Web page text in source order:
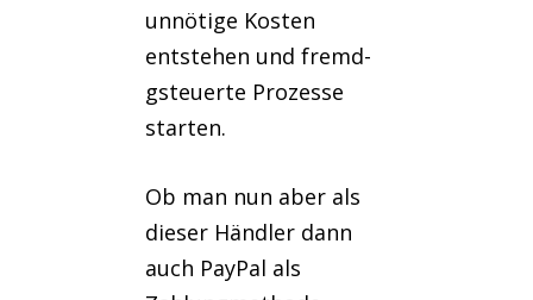
unnötige Kosten
entstehen und fremd-
gsteuerte Prozesse
starten.
Ob man nun aber als
dieser Händler dann
auch PayPal als